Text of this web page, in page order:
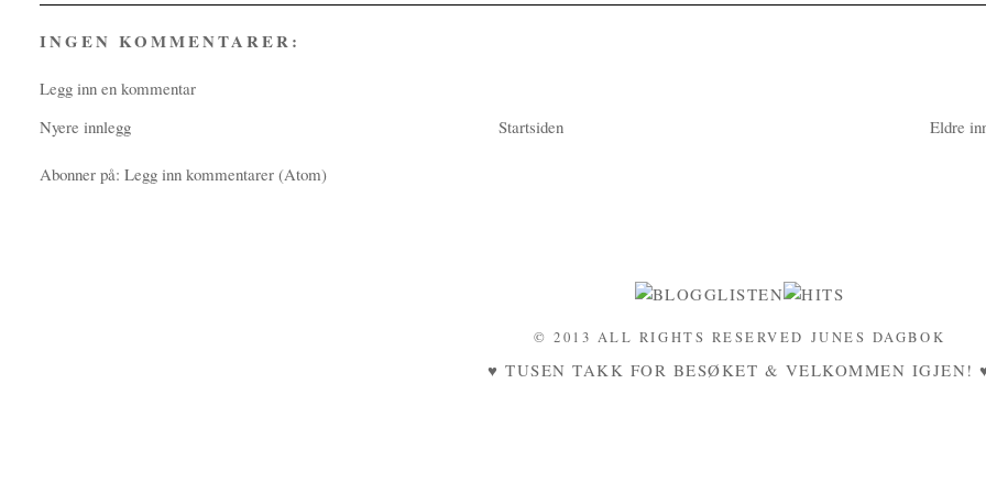
INGEN KOMMENTARER:
Legg inn en kommentar
Nyere innlegg
Eldre
Startsiden
Abonner på:Legg inn kommentarer (Atom)
© 2013 ALL RIGHTS RESERVED JUNES DAGBOK
♥ TUSEN TAKK FOR BESØKET & VELKOMMEN IGJEN!